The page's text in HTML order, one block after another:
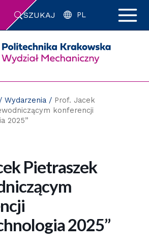
SZUKAJ PL
Wydarzenia/ Prof. Jacek
konferencji
2025”
Pietraszek
2025”